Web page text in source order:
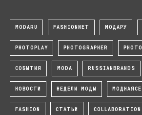
MODARU FASHIONNET МОДАРУ
PHOTOPLAY PHOTOGRAPHER
СОБЫТИЯ MODA RUSSIANBRANDS
НОВОСТИ НЕДЕЛИ МОДЫ
FASHION СТАТЬИ COLLABORATION